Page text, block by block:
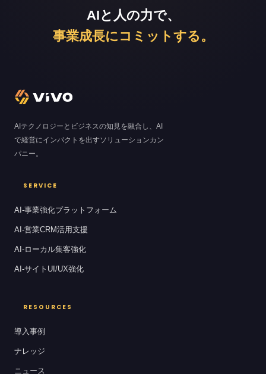
AIと人の力で、
事業成長にコミットする。
AIテクノロジーとビジネスの知見を融合し、AI
で経営にインパクトを出すソリューションカン
パニー。
SERVICE
AI-事業強化プラットフォーム
AI-営業CRM活用支援
AI-ローカル集客強化
AI-サイトUI/UX強化
RESOURCES
導入事例
ナレッジ
ニュース